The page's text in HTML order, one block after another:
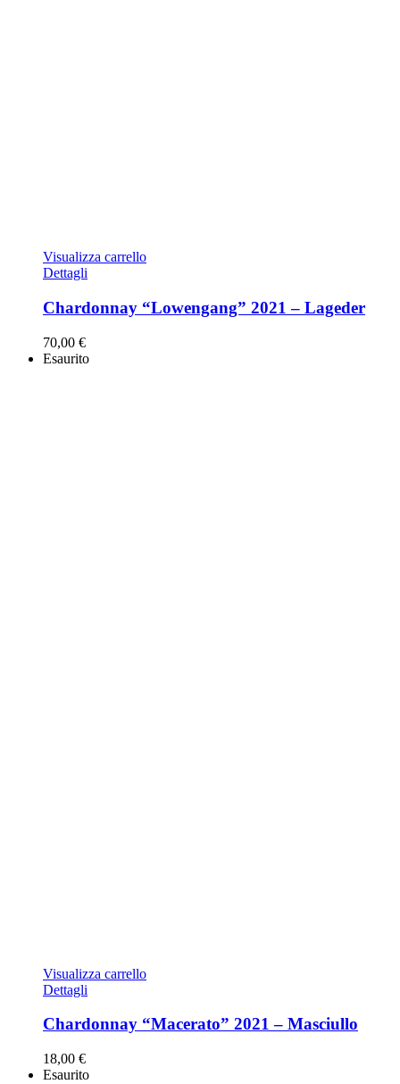
Visualizza carrello
Dettagli
Chardonnay “Lowengang” 2021 – Lageder
70,00 €
Esaurito
Visualizza carrello
Dettagli
Chardonnay “Macerato” 2021 – Masciullo
18,00 €
Esaurito